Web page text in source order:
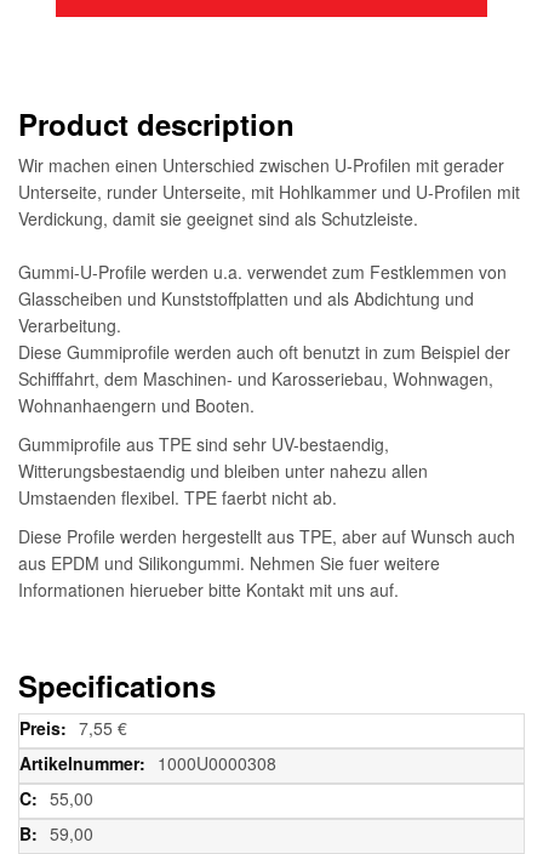
Product description
Wir machen einen Unterschied zwischen U-Profilen mit gerader
Unterseite, runder Unterseite, mit Hohlkammer und U-Profilen mit
Verdickung, damit sie geeignet sind als Schutzleiste.
Gummi-U-Profile werden u.a. verwendet zum Festklemmen von
Glasscheiben und Kunststoffplatten und als Abdichtung und
Verarbeitung.
Diese Gummiprofile werden auch oft benutzt in zum Beispiel der
Schifffahrt, dem Maschinen- und Karosseriebau, Wohnwagen,
Wohnanhaengern und Booten.
Gummiprofile aus TPE sind sehr UV-bestaendig,
Witterungsbestaendig und bleiben unter nahezu allen
Umstaenden flexibel. TPE faerbt nicht ab.
Diese Profile werden hergestellt aus TPE, aber auf Wunsch auch
aus EPDM und Silikongummi. Nehmen Sie fuer weitere
Informationen hierueber bitte Kontakt mit uns auf.
Specifications
Weitere
Informationen
7,55 €
1000U0000308
55,00
59,00